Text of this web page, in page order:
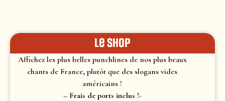
le shop
Affichez les plus belles punchlines de nos plus beaux
chants de France, plutôt que des slogans vides
américains !
– Frais de ports inclus !-